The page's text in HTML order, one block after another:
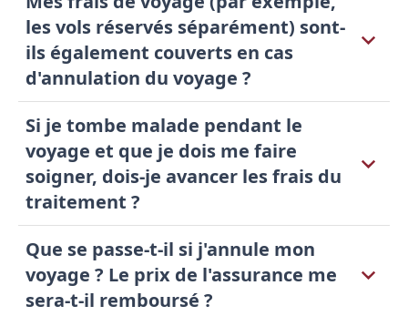
les vols réservés séparément) sont-
ils également couverts en cas
d'annulation du voyage ?
Si je tombe malade pendant le
voyage et que je dois me faire
soigner, dois-je avancer les frais du
traitement ?
Que se passe-t-il si j'annule mon
voyage ? Le prix de l'assurance me
sera-t-il remboursé ?